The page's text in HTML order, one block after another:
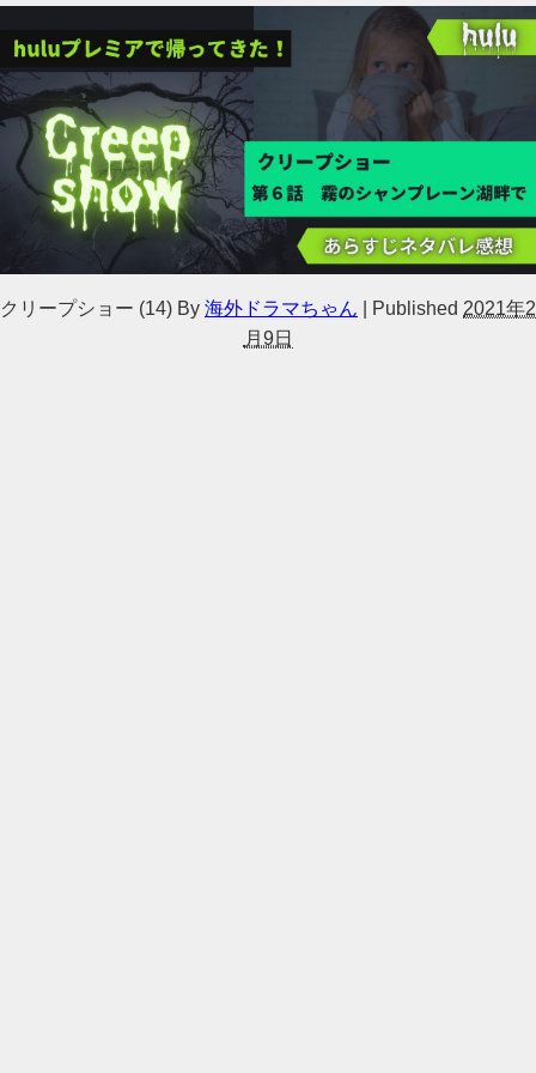
クリープショー (14) By 海外ドラマちゃん Published 2021年2
月9日